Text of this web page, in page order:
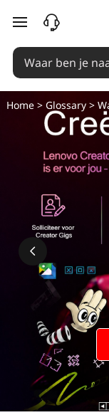
Ga naar de
Home> Glossary>